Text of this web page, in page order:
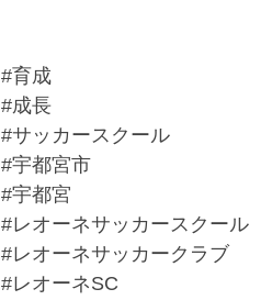
#育成
#成長
#サッカースクール
#宇都宮市
#宇都宮
#レオーネサッカースクール
#レオーネサッカークラブ
#レオーネSC